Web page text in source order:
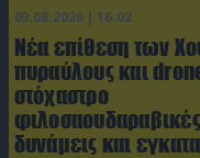
09.08.2026 | 16:02
Νέα επίθεση των
πυραύλους και
στόχαστρο
φιλοσαουδαραβικές
δυνάμεις και